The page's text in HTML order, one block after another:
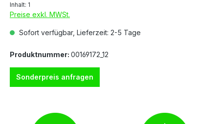
Inhalt: 1
Preise exkl. MWSt.
Sofort verfügbar, Lieferzeit: 2-5 Tage
Produktnummer: 00169172_12
Sonderpreis anfragen